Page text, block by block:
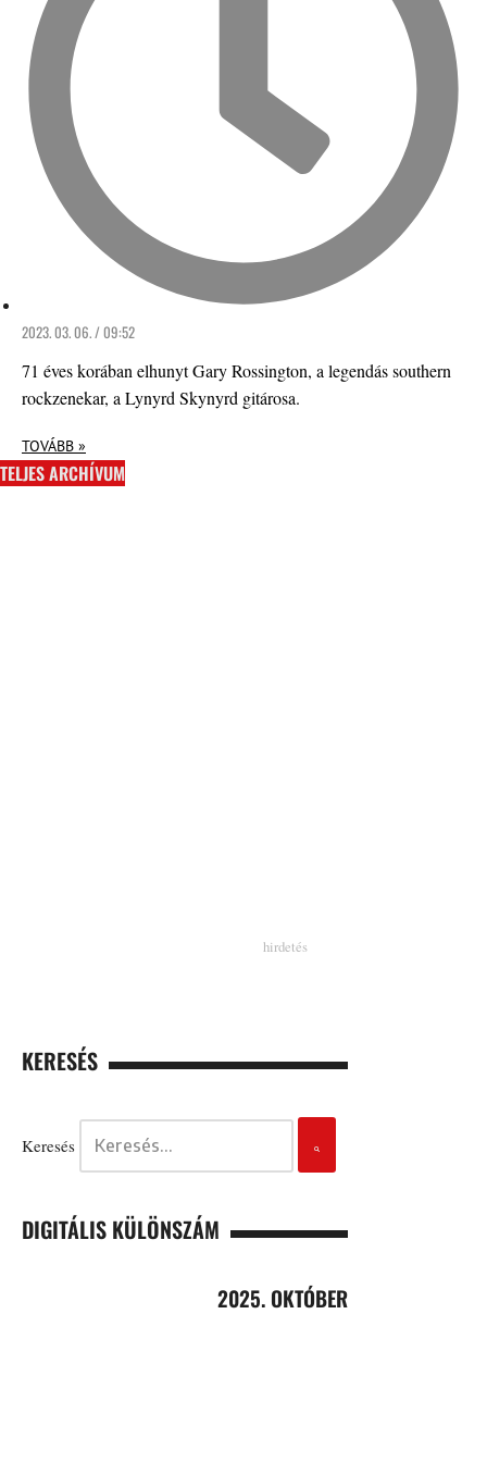
2023. 03. 06. / 09:52
71 éves korában elhunyt Gary Rossington, a legendás southern
rockzenekar, a Lynyrd Skynyrd gitárosa.
TOVÁBB »
TELJES ARCHÍVUM
KERESÉS
Keresés
DIGITÁLIS KÜLÖNSZÁM
2025. OKTÓBER